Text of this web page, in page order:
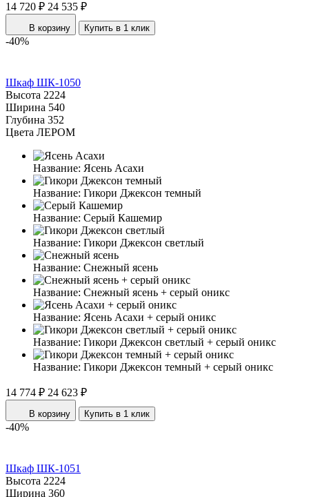
14 720 ₽ 24 535 ₽
В корзину Купить в 1 клик
-40%
Шкаф ШК-1050
Высота 2224
Ширина 540
Глубина 352
Цвета ЛЕРОМ
Название: Ясень Асахи
Название: Гикори Джексон темный
Название: Серый Кашемир
Название: Гикори Джексон светлый
Название: Снежный ясень
Название: Снежный ясень + серый оникс
Название: Ясень Асахи + серый оникс
Название: Гикори Джексон светлый + серый оникс
Название: Гикори Джексон темный + серый оникс
14 774 ₽ 24 623 ₽
В корзину Купить в 1 клик
-40%
Шкаф ШК-1051
Высота 2224
Ширина 360